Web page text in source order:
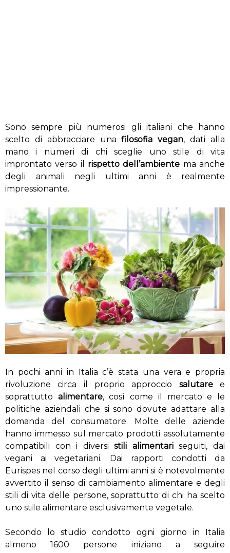
Sono sempre più numerosi gli italiani che hanno
scelto di abbracciare unafilosofia vegan, dati alla
mano i numeri di chi sceglie uno stile di vita
improntato verso il rispetto dell’ambiente ma anche
degli animali negli ultimi anni è realmente
impressionante.
In pochi anni in Italia c’è stata una vera e propria
rivoluzione circa il proprio approccio salutaree
soprattutto alimentare, così come il mercato e le
politiche aziendali che si sono dovute adattare alla
domanda del consumatore. Molte delle aziende
hanno immesso sul mercato prodotti assolutamente
compatibili con i diversistili alimentariseguiti, dai
vegani ai vegetariani. Dai rapporti condotti da
Eurispes nel corso degli ultimi anni si è notevolmente
avvertito il senso di cambiamento alimentare e degli
stili di vita delle persone, soprattutto di chi ha scelto
uno stile alimentare esclusivamente vegetale.
Secondo lo studio condotto ogni giorno in Italia
almeno 1600 persone iniziano a seguire